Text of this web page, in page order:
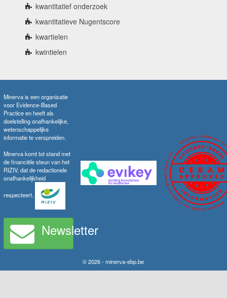
kwantitatief onderzoek
kwantitatieve Nugentscore
kwartielen
kwintielen
Minerva is een organisatie
voor Evidence-Based
Practice en heeft als
doelstelling onafhankelijke,
wetenschappelijke
informatie te verspreiden.
Minerva komt tot stand met
de financiële steun van het
RIZIV, dat de redactionele
onafhankelijkheid
respecteert.
Newsletter
© 2026 - minerva-ebp.be